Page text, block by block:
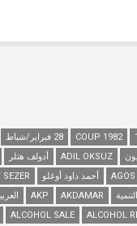
1982 COUP 28 فبراير/شباط
ADIL OKSUZ أدولف هتلر
AGOS أحمد داود أوغلو
AKDAMAR
AKP
ALCOHOL
ALCOHOL SALE